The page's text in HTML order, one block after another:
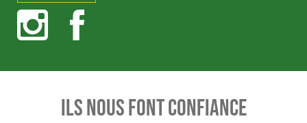
ILS NOUS FONT CONFIANCE